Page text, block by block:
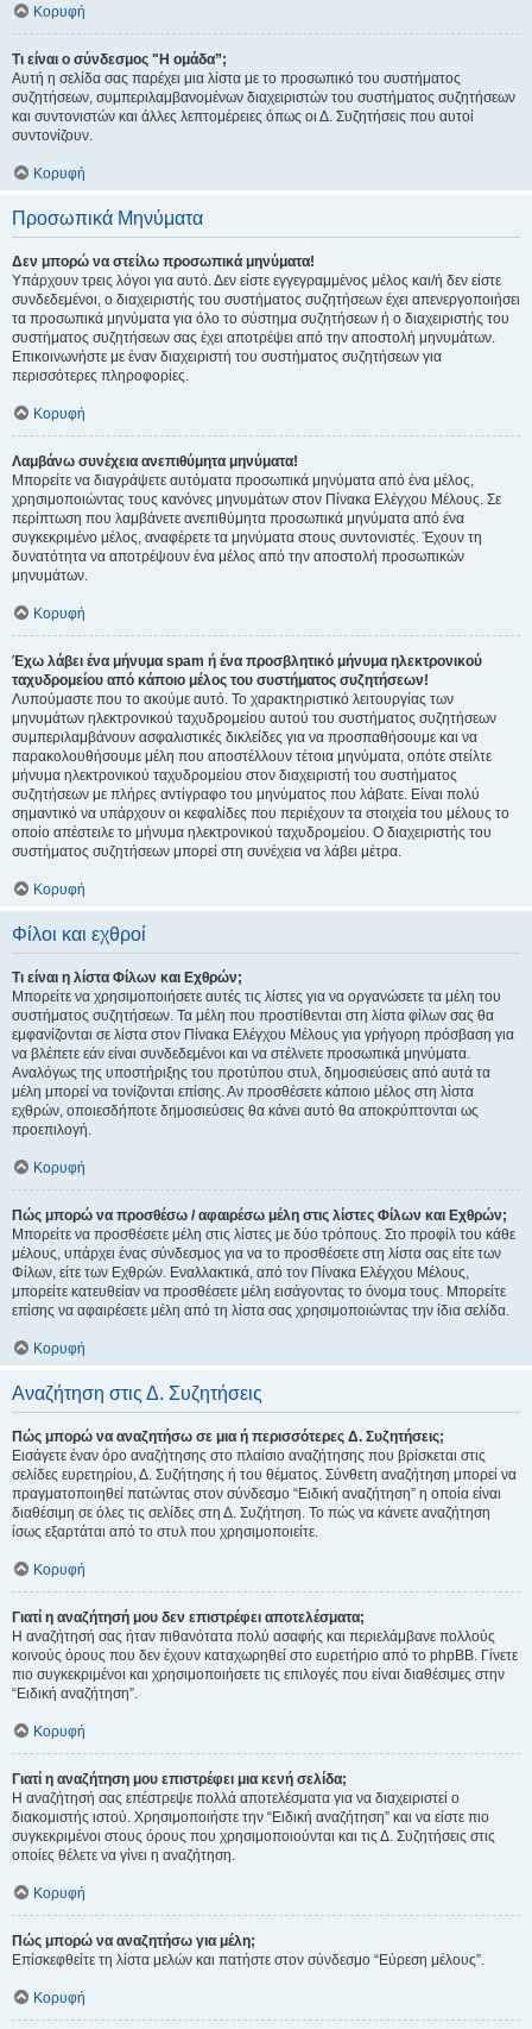
Κορυφή
Τι είναι ο σύνδεσμος "Η ομάδα”;
Αυτή η σελίδα σας παρέχει μια λίστα με το προσωπικό του συστήματος
συζητήσεων, συμπεριλαμβανομένων διαχειριστών του συστήματος συζητήσεων
και συντονιστών και άλλες λεπτομέρειες όπως οι Δ. Συζητήσεις που αυτοί
συντονίζουν.
Κορυφή
Προσωπικά Μηνύματα
Δεν μπορώ να στείλω προσωπικά μηνύματα!
Υπάρχουν τρεις λόγοι για αυτό. Δεν είστε εγγεγραμμένος μέλος και/ή δεν είστε
συνδεδεμένοι, ο διαχειριστής του συστήματος συζητήσεων έχει απενεργοποιήσει
τα προσωπικά μηνύματα για όλο το σύστημα συζητήσεων ή ο διαχειριστής του
συστήματος συζητήσεων σας έχει αποτρέψει από την αποστολή μηνυμάτων.
Επικοινωνήστε με έναν διαχειριστή του συστήματος συζητήσεων για
περισσότερες πληροφορίες.
Κορυφή
Λαμβάνω συνέχεια ανεπιθύμητα μηνύματα!
Μπορείτε να διαγράψετε αυτόματα προσωπικά μηνύματα από ένα μέλος,
χρησιμοποιώντας τους κανόνες μηνυμάτων στον Πίνακα Ελέγχου Μέλους. Σε
περίπτωση που λαμβάνετε ανεπιθύμητα προσωπικά μηνύματα από ένα
συγκεκριμένο μέλος, αναφέρετε τα μηνύματα στους συντονιστές. Έχουν τη
δυνατότητα να αποτρέψουν ένα μέλος από την αποστολή προσωπικών
μηνυμάτων.
Κορυφή
Έχω λάβει ένα μήνυμα spam ή ένα προσβλητικό μήνυμα ηλεκτρονικού
ταχυδρομείου από κάποιο μέλος του συστήματος συζητήσεων!
Λυπούμαστε που το ακούμε αυτό. Το χαρακτηριστικό λειτουργίας των
μηνυμάτων ηλεκτρονικού ταχυδρομείου αυτού του συστήματος συζητήσεων
συμπεριλαμβάνουν ασφαλιστικές δικλείδες για να προσπαθήσουμε και να
παρακολουθήσουμε μέλη που αποστέλλουν τέτοια μηνύματα, οπότε στείλτε
μήνυμα ηλεκτρονικού ταχυδρομείου στον διαχειριστή του συστήματος
συζητήσεων με πλήρες αντίγραφο του μηνύματος που λάβατε. Είναι πολύ
σημαντικό να υπάρχουν οι κεφαλίδες που περιέχουν τα στοιχεία του μέλους το
οποίο απέστειλε το μήνυμα ηλεκτρονικού ταχυδρομείου. Ο διαχειριστής του
συστήματος συζητήσεων μπορεί στη συνέχεια να λάβει μέτρα.
Κορυφή
Φίλοι και εχθροί
Τι είναι η λίστα Φίλων και Εχθρών;
Μπορείτε να χρησιμοποιήσετε αυτές τις λίστες για να οργανώσετε τα μέλη του
συστήματος συζητήσεων. Τα μέλη που προστίθενται στη λίστα φίλων σας θα
εμφανίζονται σε λίστα στον Πίνακα Ελέγχου Μέλους για γρήγορη πρόσβαση για
να βλέπετε εάν είναι συνδεδεμένοι και να στέλνετε προσωπικά μηνύματα.
Αναλόγως της υποστήριξης του προτύπου στυλ, δημοσιεύσεις από αυτά τα
μέλη μπορεί να τονίζονται επίσης. Αν προσθέσετε κάποιο μέλος στη λίστα
εχθρών, οποιεσδήποτε δημοσιεύσεις θα κάνει αυτό θα αποκρύπτονται ως
προεπιλογή.
Κορυφή
Πώς μπορώ να προσθέσω / αφαιρέσω μέλη στις λίστες Φίλων και Εχθρών;
Μπορείτε να προσθέσετε μέλη στις λίστες με δύο τρόπους. Στο προφίλ του κάθε
μέλους, υπάρχει ένας σύνδεσμος για να το προσθέσετε στη λίστα σας είτε των
Φίλων, είτε των Εχθρών. Εναλλακτικά, από τον Πίνακα Ελέγχου Μέλους,
μπορείτε κατευθείαν να προσθέσετε μέλη εισάγοντας το όνομα τους. Μπορείτε
επίσης να αφαιρέσετε μέλη από τη λίστα σας χρησιμοποιώντας την ίδια σελίδα.
Κορυφή
Αναζήτηση στις Δ. Συζητήσεις
Πώς μπορώ να αναζητήσω σε μια ή περισσότερες Δ. Συζητήσεις;
Εισάγετε έναν όρο αναζήτησης στο πλαίσιο αναζήτησης που βρίσκεται στις
σελίδες ευρετηρίου, Δ. Συζήτησης ή του θέματος. Σύνθετη αναζήτηση μπορεί να
πραγματοποιηθεί πατώντας στον σύνδεσμο “Ειδική αναζήτηση” η οποία είναι
διαθέσιμη σε όλες τις σελίδες στη Δ. Συζήτηση. Το πώς να κάνετε αναζήτηση
ίσως εξαρτάται από το στυλ που χρησιμοποιείτε.
Κορυφή
Γιατί η αναζήτησή μου δεν επιστρέφει αποτελέσματα;
Η αναζήτησή σας ήταν πιθανότατα πολύ ασαφής και περιελάμβανε πολλούς
κοινούς όρους που δεν έχουν καταχωρηθεί στο ευρετήριο από το phpBB. Γίνετε
πιο συγκεκριμένοι και χρησιμοποιήσετε τις επιλογές που είναι διαθέσιμες στην
“Ειδική αναζήτηση”.
Κορυφή
Γιατί η αναζήτηση μου επιστρέφει μια κενή σελίδα;
Η αναζήτησή σας επέστρεψε πολλά αποτελέσματα για να διαχειριστεί ο
διακομιστής ιστού. Χρησιμοποιήστε την “Ειδική αναζήτηση” και να είστε πιο
συγκεκριμένοι στους όρους που χρησιμοποιούνται και τις Δ. Συζητήσεις στις
οποίες θέλετε να γίνει η αναζήτηση.
Κορυφή
Πώς μπορώ να αναζητήσω για μέλη;
Επίσκεφθείτε τη λίστα μελών και πατήστε στον σύνδεσμο “Εύρεση μέλους”.
Κορυφή